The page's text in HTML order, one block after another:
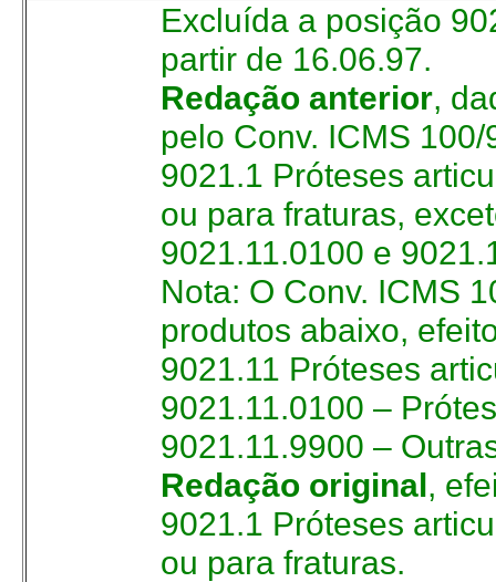
Excluída a posição
partir de 16.06.97.
Redação anterior,
pelo Conv. ICMS
9021.1 Próteses
ou para fraturas,
9021.11.0100 e
Nota: O Conv. ICMS
produtos abaixo,
9021.11 Próteses
9021.11.0100 –
9021.11.9900 –
Redação original,
9021.1 Próteses
ou para fraturas.